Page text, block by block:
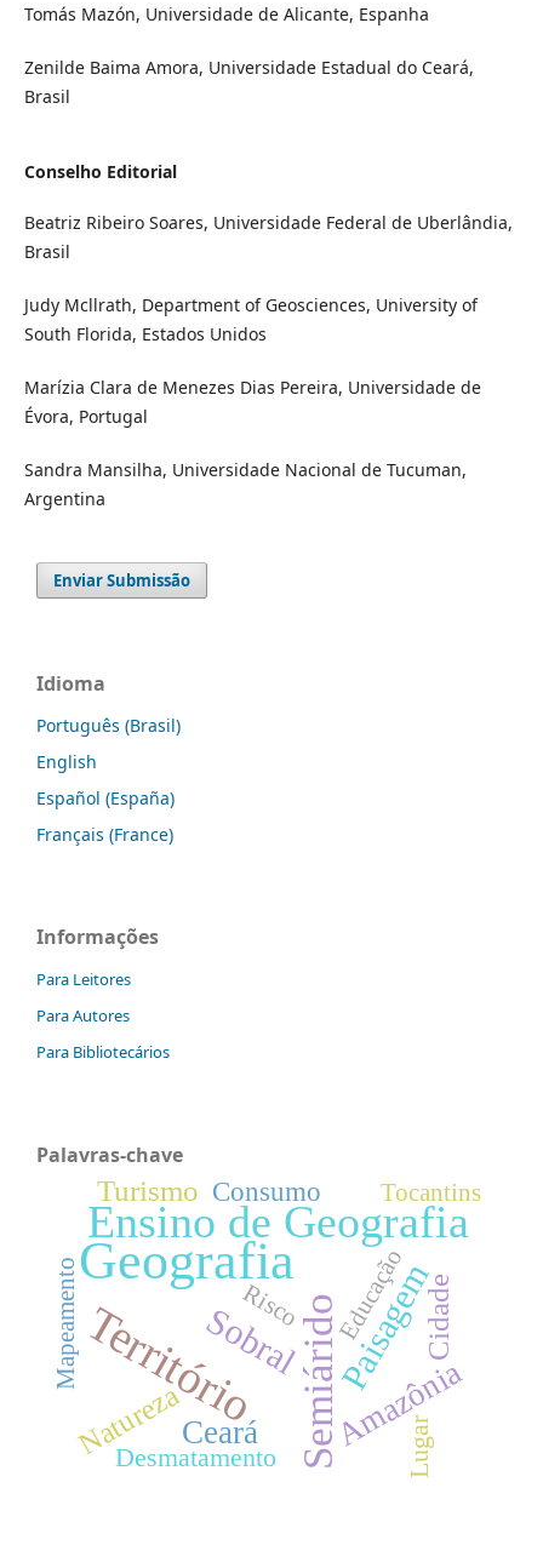
Tomás Mazón, Universidade de Alicante, Espanha
Zenilde Baima Amora, Universidade Estadual do Ceará,
Brasil
Conselho Editorial
Beatriz Ribeiro Soares, Universidade Federal de Uberlândia,
Brasil
Judy Mcllrath, Department of Geosciences, University of
South Florida, Estados Unidos
Marízia Clara de Menezes Dias Pereira, Universidade de
Évora, Portugal
Sandra Mansilha, Universidade Nacional de Tucuman,
Argentina
Enviar Submissão
Idioma
Português (Brasil)
English
Español (España)
Français (France)
Informações
Para Leitores
Para Autores
Para Bibliotecários
Palavras-chave
Geografia
Território
Ensino de Geografia
Semiárido
Sobral Paisagem
Ceará Amazônia
Turismo
Cidade
Natureza
Consumo
Lugar
Desmatamento
Tocantins
Mapeamento Risco Educação